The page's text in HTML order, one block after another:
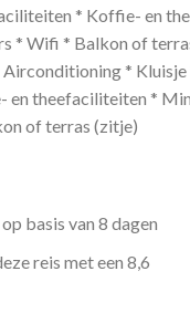
* Koffie- en
* Wifi * Balkon of
Airconditioning *
theefaciliteiten *
of terras (zitje)
basis van 8 dagen
reis met een 8,6